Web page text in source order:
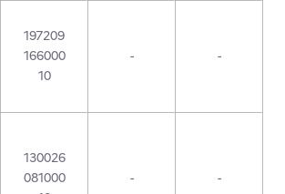
197209
166000
10
- -
130026
081000
- -